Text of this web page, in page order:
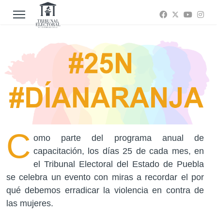
C omo parte del programa anual de
capacitación, los días 25 de cada mes, en
el Tribunal Electoral del Estado de Puebla
se celebra un evento con miras a recordar el por
qué debemos erradicar la violencia en contra de
las mujeres.